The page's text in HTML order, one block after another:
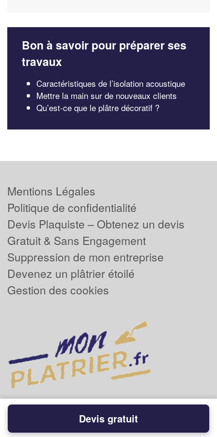
Bon à savoir pour préparer ses
travaux
Caractéristiques de l’isolation acoustique
Mettre la main sur de nouveaux clients
Qu’est-ce que le plâtre décoratif ?
Mentions Légales
Politique de confidentialité
Devis Plaquiste – Obtenez un devis
Gratuit & Sans Engagement
Suppression de mon entreprise
Devenez un plâtrier étoilé
Gestion des cookies
Powered byPlus que pro
Devis gratuit